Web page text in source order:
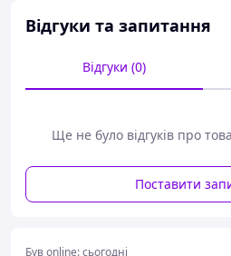
Відгуки та запитання
Відгуки (0)
Ще не було відгуків про
Поставити
Був online:сьогодні